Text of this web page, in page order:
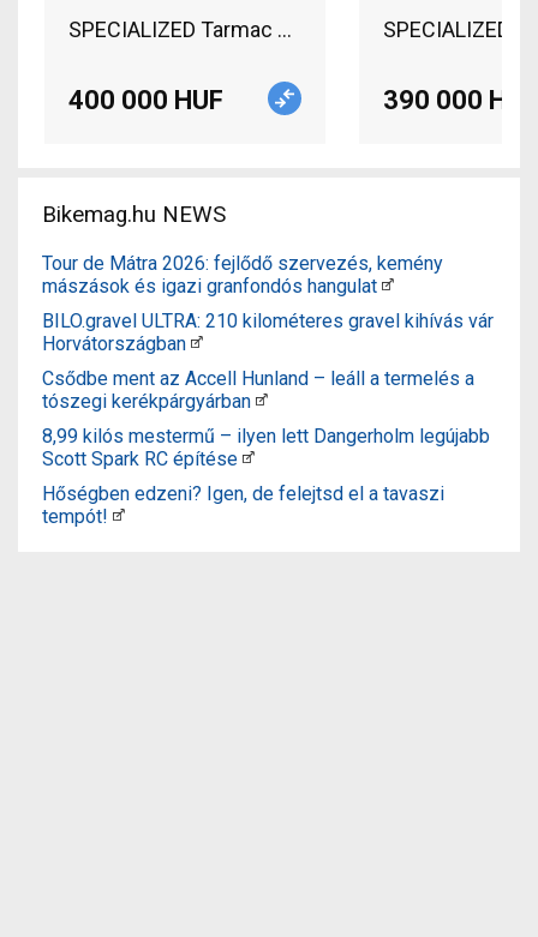
SPECIALIZED Tarmac S-Works (Gerolsteiner
400 000 HUF
SPECIALIZED
390 000 HUF
Bikemag.hu NEWS
Tour de Mátra 2026: fejlődő szervezés, kemény
mászások és igazi granfondós hangulat
BILO.gravel ULTRA: 210 kilométeres gravel kihívás vár
Horvátországban
Csődbe ment az Accell Hunland – leáll a termelés a
tószegi kerékpárgyárban
8,99 kilós mestermű – ilyen lett Dangerholm legújabb
Scott Spark RC építése
Hőségben edzeni? Igen, de felejtsd el a tavaszi
tempót!